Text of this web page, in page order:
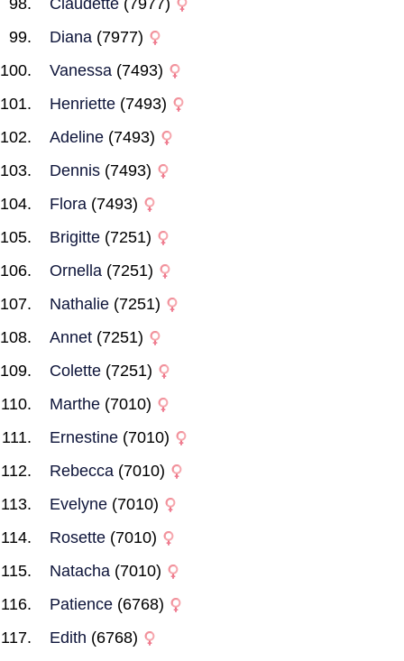
Claudette (7977)
Diana (7977)
Vanessa (7493)
Henriette (7493)
Adeline (7493)
Dennis (7493)
Flora (7493)
Brigitte (7251)
Ornella (7251)
Nathalie (7251)
Annet (7251)
Colette (7251)
Marthe (7010)
Ernestine (7010)
Rebecca (7010)
Evelyne (7010)
Rosette (7010)
Natacha (7010)
Patience (6768)
Edith (6768)